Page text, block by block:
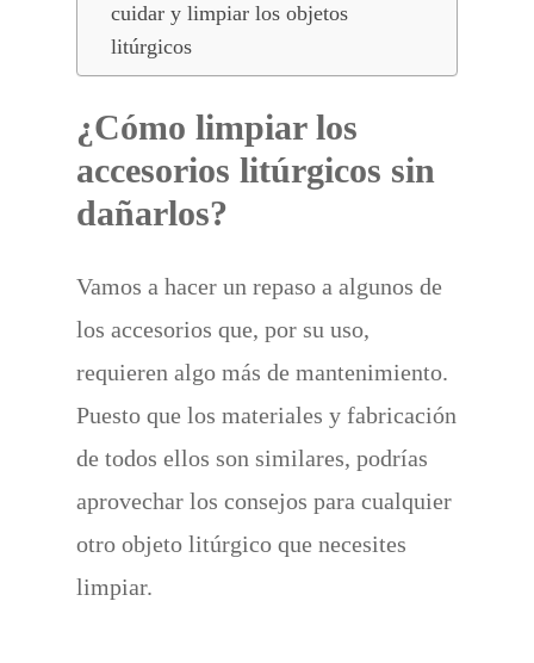
cuidar y limpiar los objetos
litúrgicos
¿Cómo limpiar los
accesorios litúrgicos sin
dañarlos?
Vamos a hacer un repaso a algunos de
los accesorios que, por su uso,
requieren algo más de mantenimiento.
Puesto que los materiales y fabricación
de todos ellos son similares, podrías
aprovechar los consejos para cualquier
otro objeto litúrgico que necesites
limpiar.